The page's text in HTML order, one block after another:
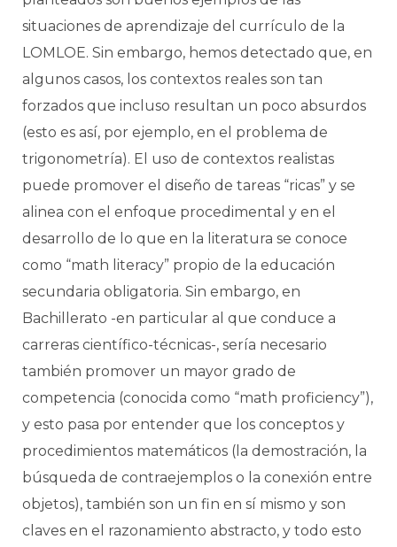
situaciones de aprendizaje del currículo de la
LOMLOE. Sin embargo, hemos detectado que, en
algunos casos, los contextos reales son tan
forzados que incluso resultan un poco absurdos
(esto es así, por ejemplo, en el problema de
trigonometría). El uso de contextos realistas
puede promover el diseño de tareas “ricas” y se
alinea con el enfoque procedimental y en el
desarrollo de lo que en la literatura se conoce
como “math literacy” propio de la educación
secundaria obligatoria. Sin embargo, en
Bachillerato -en particular al que conduce a
carreras científico-técnicas-, sería necesario
también promover un mayor grado de
competencia (conocida como “math proficiency”),
y esto pasa por entender que los conceptos y
procedimientos matemáticos (la demostración, la
búsqueda de contraejemplos o la conexión entre
objetos), también son un fin en sí mismo y son
claves en el razonamiento abstracto, y todo esto